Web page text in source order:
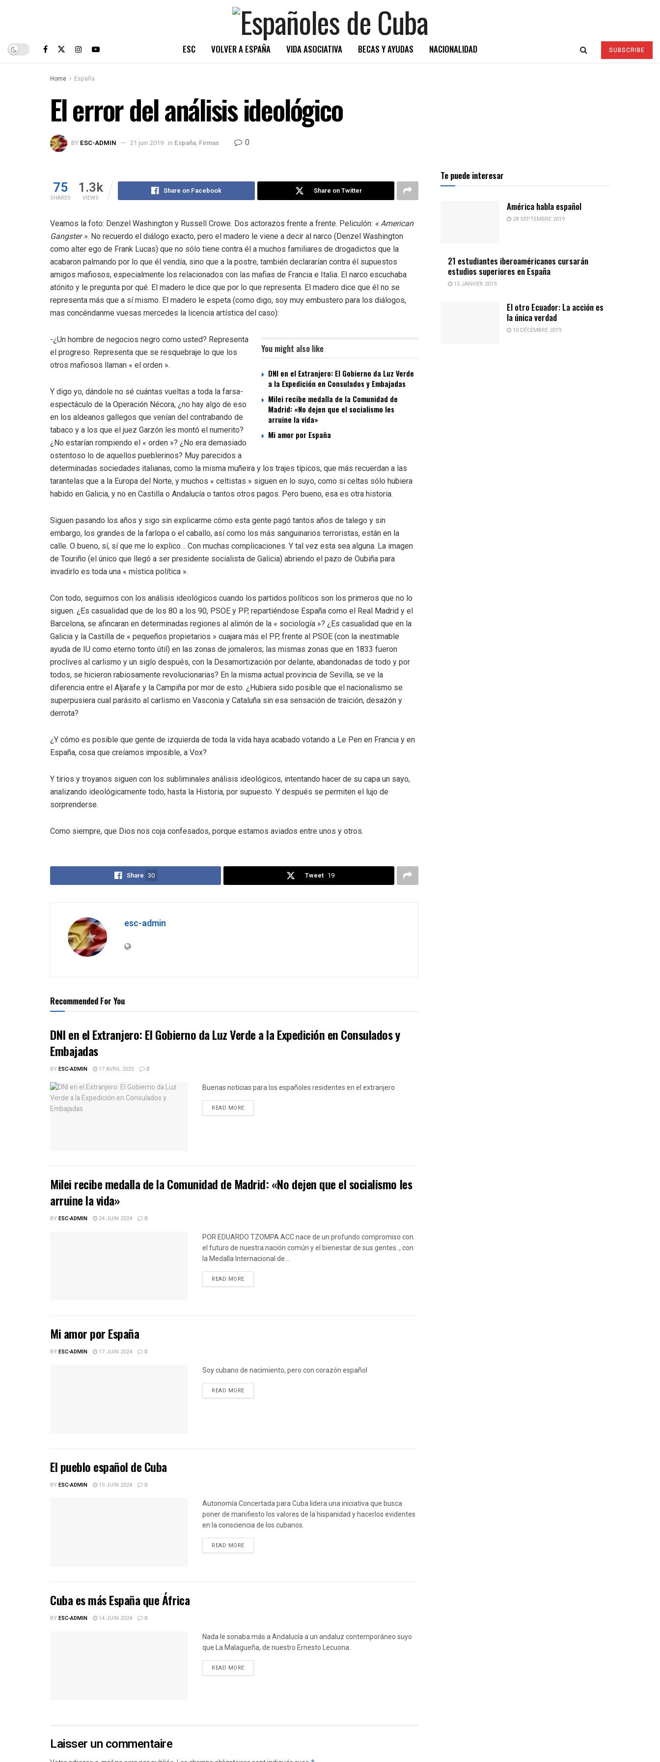
ESC VOLVER A ESPAÑA VIDA ASOCIATIVA BECAS Y AYUDAS NACIONALIDAD SUBSCRIBE
Home España
El error del análisis ideológico
BY ESC-ADMIN 21 juin 2019 in España, Firmas 0
75
SHARES
1.3k
VIEWS
Share on Facebook Share on Twitter
Veamos la foto: Denzel Washington y Russell Crowe. Dos actorazos frente a frente. Peliculón: « American
Gangster ». No recuerdo el diálogo exacto, pero el madero le viene a decir al narco (Denzel Washington
como alter ego de Frank Lucas) que no sólo tiene contra él a muchos familiares de drogadictos que la
acabaron palmando por lo que él vendía, sino que a la postre, también declararían contra él supuestos
amigos mafiosos, especialmente los relacionados con las mafias de Francia e Italia. El narco escuchaba
atónito y le pregunta por qué. El madero le dice que por lo que representa. El madero dice que él no se
representa más que a sí mismo. El madero le espeta (como digo, soy muy embustero para los diálogos,
mas concéndanme vuesas mercedes la licencia artística del caso):
You might also like
DNI en el Extranjero: El Gobierno da Luz Verde
a la Expedición en Consulados y Embajadas
Milei recibe medalla de la Comunidad de
Madrid: «No dejen que el socialismo les
arruine la vida»
Mi amor por España
-¿Un hombre de negocios negro como usted? Representa
el progreso. Representa que se resquebraje lo que los
otros mafiosos llaman « el orden ».
Y digo yo, dándole no sé cuántas vueltas a toda la farsa-
espectáculo de la Operación Nécora, ¿no hay algo de eso
en los aldeanos gallegos que venían del contrabando de
tabaco y a los que el juez Garzón les montó el numerito?
¿No estarían rompiendo el « orden »? ¿No era demasiado
ostentoso lo de aquellos pueblerinos? Muy parecidos a
determinadas sociedades italianas, como la misma muñeira y los trajes típicos, que más recuerdan a las
tarantelas que a la Europa del Norte, y muchos « celtistas » siguen en lo suyo, como si celtas sólo hubiera
habido en Galicia, y no en Castilla o Andalucía o tantos otros pagos. Pero bueno, esa es otra historia.
Siguen pasando los años y sigo sin explicarme cómo esta gente pagó tantos años de talego y sin
embargo, los grandes de la farlopa o el caballo, así como los más sanguinarios terroristas, están en la
calle. O bueno, sí, sí que me lo explico… Con muchas complicaciones. Y tal vez esta sea alguna. La imagen
de Touriño (el único que llegó a ser presidente socialista de Galicia) abriendo el pazo de Oubiña para
invadirlo es toda una « mística política ».
Con todo, seguimos con los análisis ideológicos cuando los partidos políticos son los primeros que no lo
siguen. ¿Es casualidad que de los 80 a los 90, PSOE y PP, repartiéndose España como el Real Madrid y el
Barcelona, se afincaran en determinadas regiones al alimón de la « sociología »? ¿Es casualidad que en la
Galicia y la Castilla de « pequeños propietarios » cuajara más el PP, frente al PSOE (con la inestimable
ayuda de IU como eterno tonto útil) en las zonas de jornaleros; las mismas zonas que en 1833 fueron
proclives al carlismo y un siglo después, con la Desamortización por delante, abandonadas de todo y por
todos, se hicieron rabiosamente revolucionarias? En la misma actual provincia de Sevilla, se ve la
diferencia entre el Aljarafe y la Campiña por mor de esto. ¿Hubiera sido posible que el nacionalismo se
superpusiera cual parásito al carlismo en Vasconia y Cataluña sin esa sensación de traición, desazón y
derrota?
¿Y cómo es posible que gente de izquierda de toda la vida haya acabado votando a Le Pen en Francia y en
España, cosa que creíamos imposible, a Vox?
Y tirios y troyanos siguen con los subliminales análisis ideológicos, intentando hacer de su capa un sayo,
analizando ideológicamente todo, hasta la Historia, por supuesto. Y después se permiten el lujo de
sorprenderse.
Como siempre, que Dios nos coja confesados, porque estamos aviados entre unos y otros.
Share 30 Tweet 19
esc-admin
Recommended For You
DNI en el Extranjero: El Gobierno da Luz Verde a la Expedición en Consulados y
Embajadas
BYESC-ADMIN 17 AVRIL 2025 0
Buenas noticias para los españoles residentes en el extranjero
READ MOREDETAILS
Milei recibe medalla de la Comunidad de Madrid: «No dejen que el socialismo les
arruine la vida»
BYESC-ADMIN 24 JUIN 2024 0
POR EDUARDO TZOMPA ACC nace de un profundo compromiso con
el futuro de nuestra nación común y el bienestar de sus gentes. , con
la Medalla Internacional de...
READ MOREDETAILS
Mi amor por España
BYESC-ADMIN 17 JUIN 2024 0
Soy cubano de nacimiento, pero con corazón español
READ MOREDETAILS
El pueblo español de Cuba
BYESC-ADMIN 15 JUIN 2024 0
Autonomía Concertada para Cuba lidera una iniciativa que busca
poner de manifiesto los valores de la hispanidad y hacerlos evidentes
en la consciencia de los cubanos.
READ MOREDETAILS
Cuba es más España que África
BYESC-ADMIN 14 JUIN 2024 0
Nada le sonaba más a Andalucía a un andaluz contemporáneo suyo
que La Malagueña, de nuestro Ernesto Lecuona.
READ MOREDETAILS
Laisser un commentaire
Te puede interesar
América habla español
28 SEPTEMBRE 2019
21 estudiantes iberoaméricanos cursarán
estudios superiores en España
15 JANVIER 2019
El otro Ecuador: La acción es
la única verdad
10 DÉCEMBRE 2019